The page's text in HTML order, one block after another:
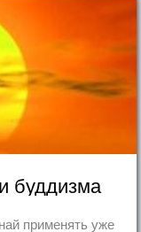
буддизма
применять уже